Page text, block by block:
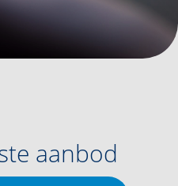
aanbod